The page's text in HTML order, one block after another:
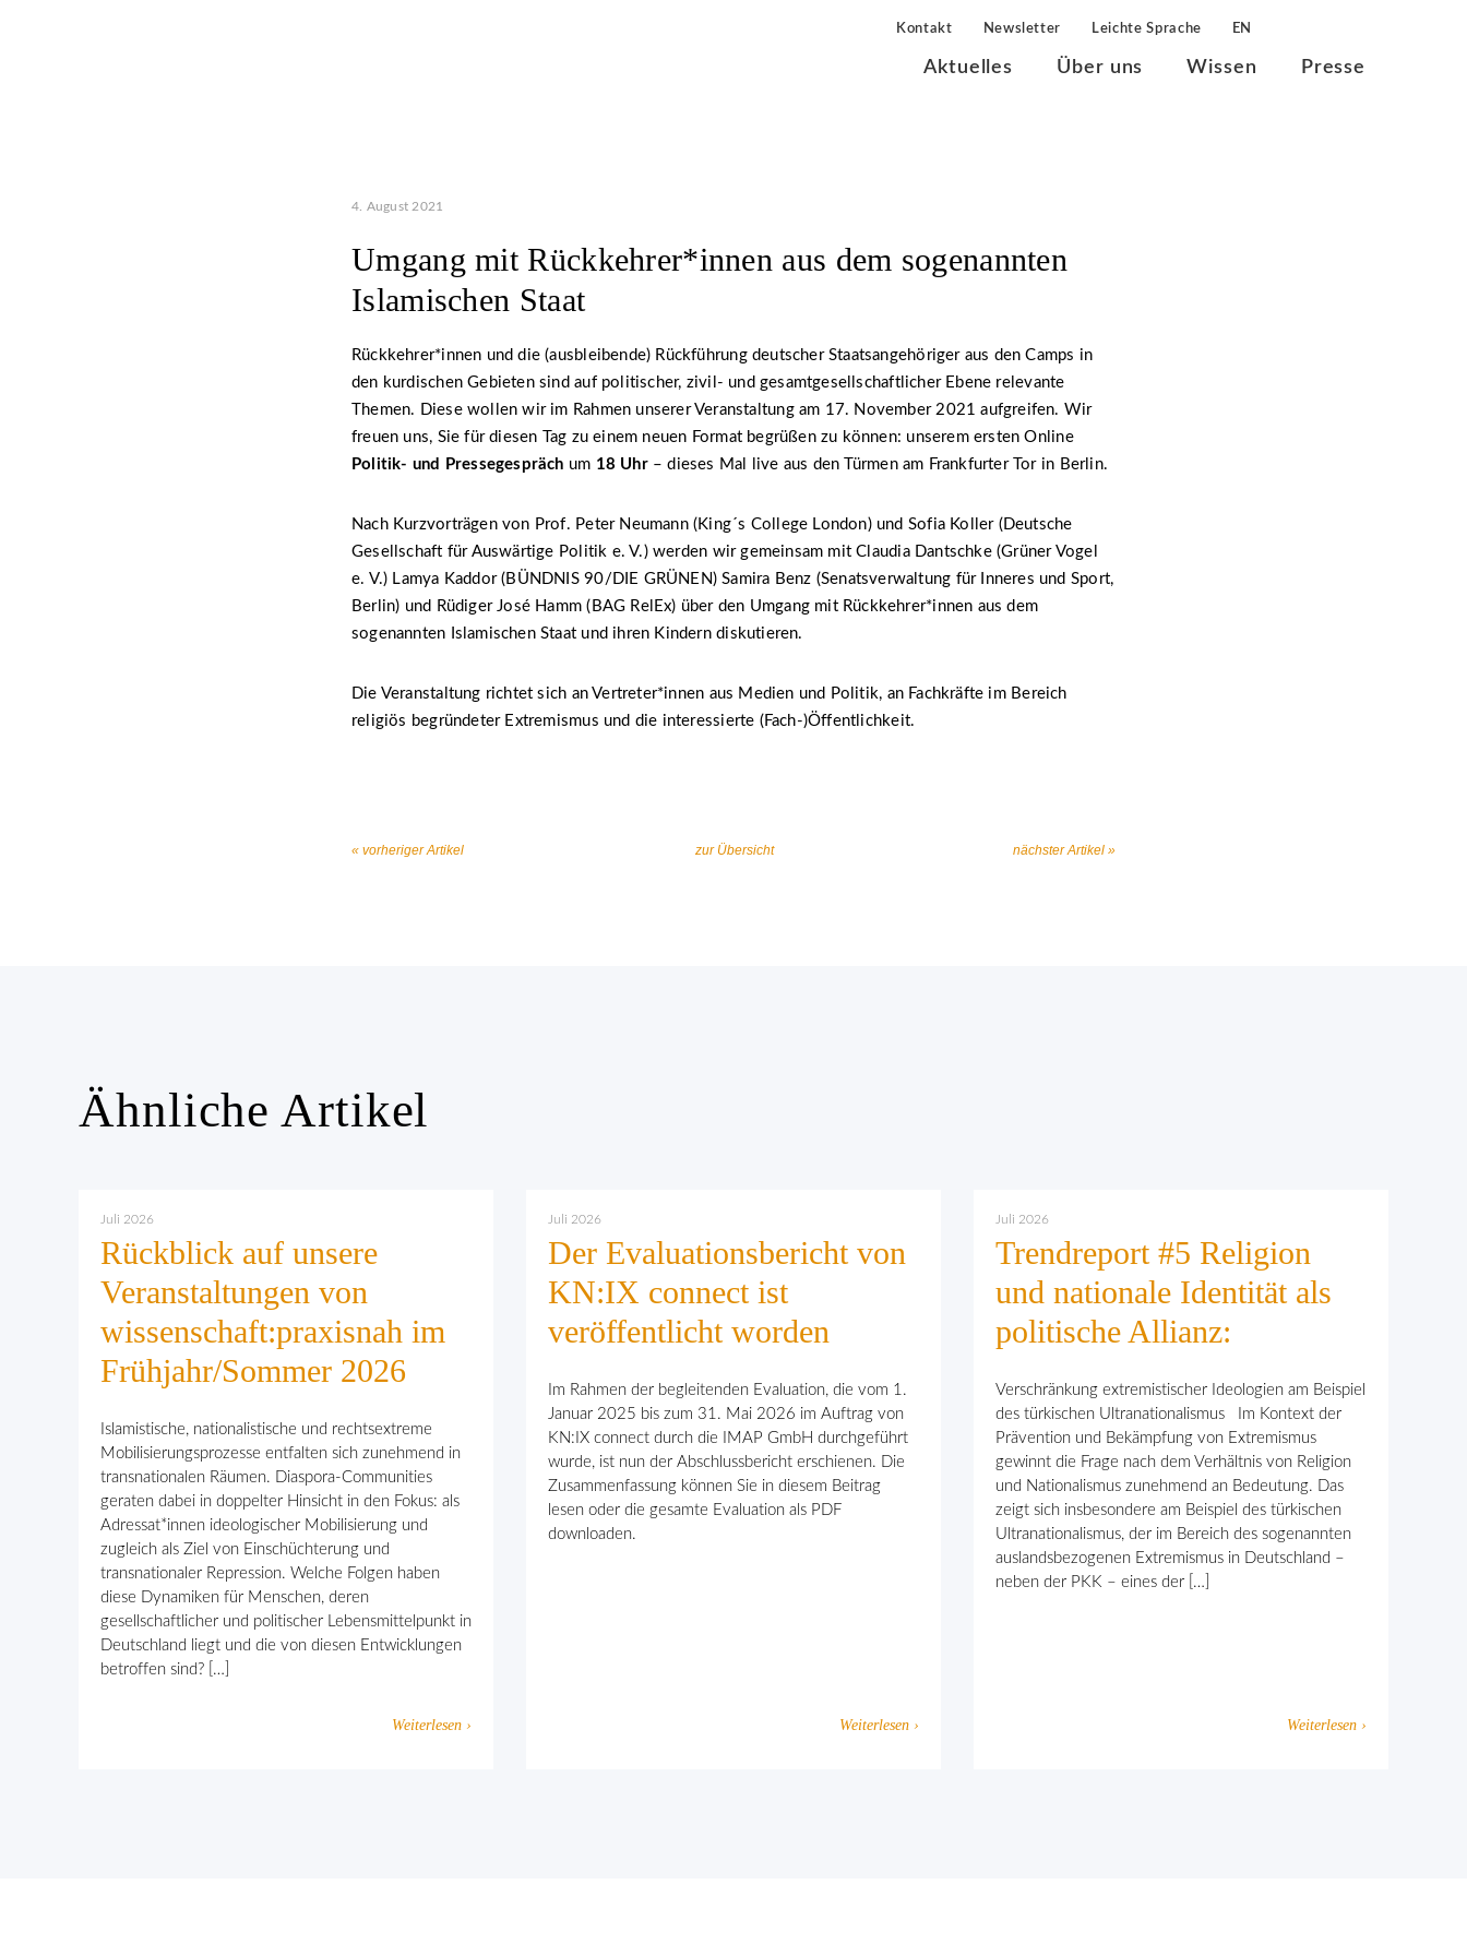
Kontakt Newsletter Leichte Sprache EN
Aktuelles Über uns Wissen Presse
4. August 2021
Umgang mit Rückkehrer*innen aus dem sogenannten
Islamischen Staat
Rückkehrer*innen und die (ausbleibende) Rückführung deutscher Staatsangehöriger aus den Camps in
den kurdischen Gebieten sind auf politischer, zivil- und gesamtgesellschaftlicher Ebene relevante
Themen. Diese wollen wir im Rahmen unserer Veranstaltung am 17. November 2021 aufgreifen. Wir
freuen uns, Sie für diesen Tag zu einem neuen Format begrüßen zu können: unserem ersten Online
Politik- und Pressegespräch um 18 Uhr– dieses Mal live aus den Türmen am Frankfurter Tor in Berlin.
Nach Kurzvorträgen von Prof. Peter Neumann (King´s College London) und Sofia Koller (Deutsche
Gesellschaft für Auswärtige Politik e. V.) werden wir gemeinsam mit Claudia Dantschke (Grüner Vogel
e. V.) Lamya Kaddor (BÜNDNIS 90/DIE GRÜNEN) Samira Benz (Senatsverwaltung für Inneres und Sport,
Berlin) und Rüdiger José Hamm (BAG RelEx) über den Umgang mit Rückkehrer*innen aus dem
sogenannten Islamischen Staat und ihren Kindern diskutieren.
Die Veranstaltung richtet sich an Vertreter*innen aus Medien und Politik, an Fachkräfte im Bereich
religiös begründeter Extremismus und die interessierte (Fach-)Öffentlichkeit.
« vorheriger Artikel zur Übersicht nächster Artikel »
Ähnliche Artikel
Juli 2026
Rückblick auf unsere
Veranstaltungen von
wissenschaft:praxisnah im
Frühjahr/Sommer 2026
Islamistische, nationalistische und rechtsextreme
Mobilisierungsprozesse entfalten sich zunehmend in
transnationalen Räumen. Diaspora-Communities
geraten dabei in doppelter Hinsicht in den Fokus: als
Adressat*innen ideologischer Mobilisierung und
zugleich als Ziel von Einschüchterung und
transnationaler Repression. Welche Folgen haben
diese Dynamiken für Menschen, deren
gesellschaftlicher und politischer Lebensmittelpunkt in
Deutschland liegt und die von diesen Entwicklungen
betroffen sind? […]
Weiterlesen ›
Juli 2026
Der Evaluationsbericht von
KN:IX connect ist
veröffentlicht worden
Im Rahmen der begleitenden Evaluation, die vom 1.
Januar 2025 bis zum 31. Mai 2026 im Auftrag von
KN:IX connect durch die IMAP GmbH durchgeführt
wurde, ist nun der Abschlussbericht erschienen. Die
Zusammenfassung können Sie in diesem Beitrag
lesen oder die gesamte Evaluation als PDF
downloaden.
Weiterlesen ›
Juli 2026
Trendreport #5 Religion
und nationale Identität als
politische Allianz:
Verschränkung extremistischer Ideologien am Beispiel
des türkischen Ultranationalismus Im Kontext der
Prävention und Bekämpfung von Extremismus
gewinnt die Frage nach dem Verhält­nis von Religion
und Nationalismus zunehmend an Bedeutung. Das
zeigt sich insbesondere am Beispiel des türkischen
Ultranationalismus, der im Bereich des sogenannten
auslandsbezogenen Extremismus in Deutschland –
neben der PKK – eines der […]
Weiterlesen ›